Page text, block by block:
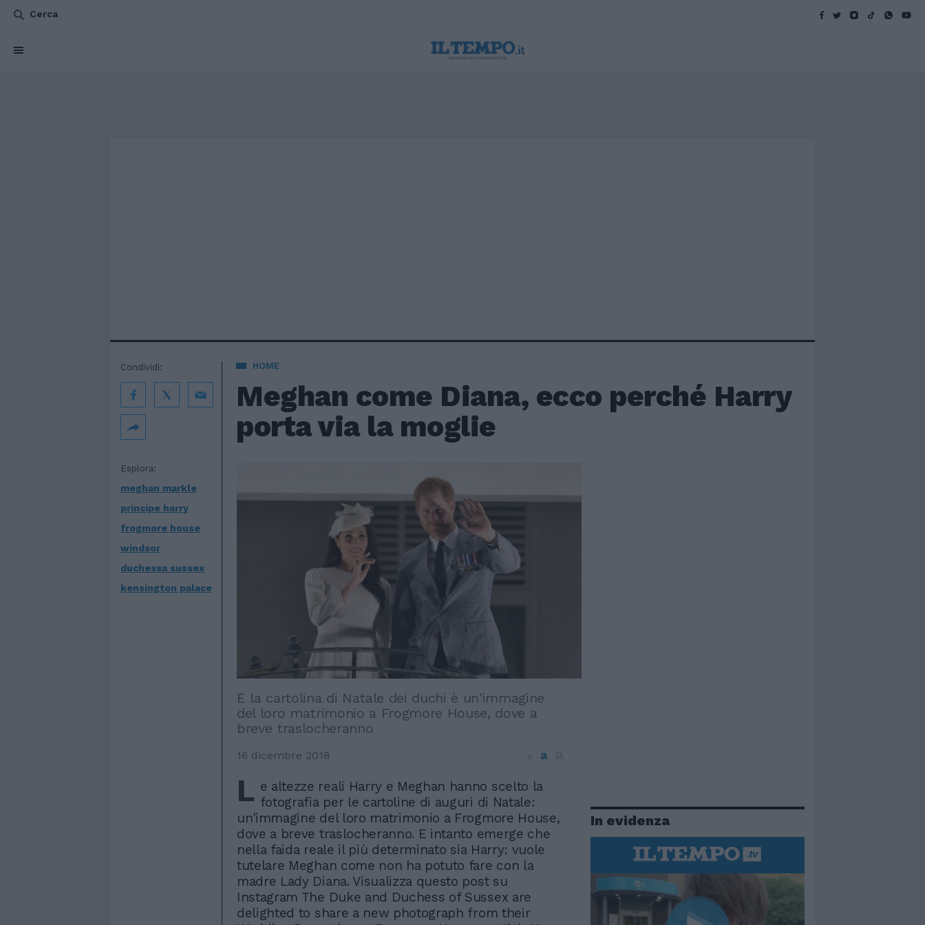
Cerca
HOME
Meghan come Diana, ecco perché Harry
porta via la moglie
Esplora:
meghan markle
principe harry
frogmore house
windsor
duchessa sussex
kensington palace
Condividi:
E la cartolina di Natale dei duchi è un'immagine
del loro matrimonio a Frogmore House, dove a
breve traslocheranno
16 dicembre 2018 a
L e altezze reali Harry e Meghan hanno scelto la
fotografia per le cartoline di auguri di Natale:
un'immagine del loro matrimonio a Frogmore House,
dove a breve traslocheranno. E intanto emerge che
nella faida reale il più determinato sia Harry: vuole
tutelare Meghan come non ha potuto fare con la
madre Lady Diana. Visualizza questo post su
Instagram The Duke and Duchess of Sussex are
delighted to share a new photograph from their
In evidenza